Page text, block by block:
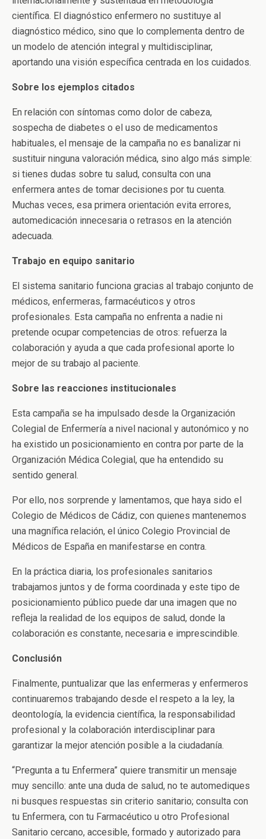
científica. El diagnóstico enfermero no sustituye al
diagnóstico médico, sino que lo complementa dentro de
un modelo de atención integral y multidisciplinar,
aportando una visión específica centrada en los cuidados.
Sobre los ejemplos citados
En relación con síntomas como dolor de cabeza,
sospecha de diabetes o el uso de medicamentos
habituales, el mensaje de la campaña no es banalizar ni
sustituir ninguna valoración médica, sino algo más simple:
si tienes dudas sobre tu salud, consulta con una
enfermera antes de tomar decisiones por tu cuenta.
Muchas veces, esa primera orientación evita errores,
automedicación innecesaria o retrasos en la atención
adecuada.
Trabajo en equipo sanitario
El sistema sanitario funciona gracias al trabajo conjunto de
médicos, enfermeras, farmacéuticos y otros
profesionales. Esta campaña no enfrenta a nadie ni
pretende ocupar competencias de otros: refuerza la
colaboración y ayuda a que cada profesional aporte lo
mejor de su trabajo al paciente.
Sobre las reacciones institucionales
Esta campaña se ha impulsado desde la Organización
Colegial de Enfermería a nivel nacional y autonómico y no
ha existido un posicionamiento en contra por parte de la
Organización Médica Colegial, que ha entendido su
sentido general.
Por ello, nos sorprende y lamentamos, que haya sido el
Colegio de Médicos de Cádiz, con quienes mantenemos
una magnífica relación, el único Colegio Provincial de
Médicos de España en manifestarse en contra.
En la práctica diaria, los profesionales sanitarios
trabajamos juntos y de forma coordinada y este tipo de
posicionamiento público puede dar una imagen que no
refleja la realidad de los equipos de salud, donde la
colaboración es constante, necesaria e imprescindible.
Conclusión
Finalmente, puntualizar que las enfermeras y enfermeros
continuaremos trabajando desde el respeto a la ley, la
deontología, la evidencia científica, la responsabilidad
profesional y la colaboración interdisciplinar para
garantizar la mejor atención posible a la ciudadanía.
“Pregunta a tu Enfermera” quiere transmitir un mensaje
muy sencillo: ante una duda de salud, no te automediques
ni busques respuestas sin criterio sanitario; consulta con
tu Enfermera, con tu Farmacéutico u otro Profesional
Sanitario cercano, accesible, formado y autorizado para